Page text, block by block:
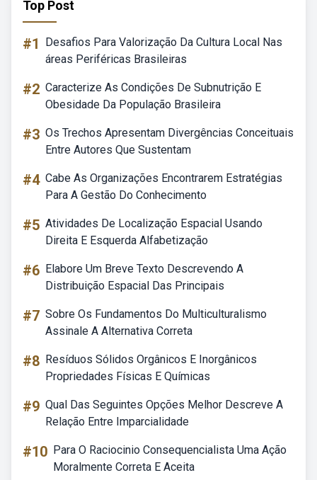
Top Post
#1
Desafios Para Valorização Da Cultura Local Nas
áreas Periféricas Brasileiras
#2 Caracterize As Condições De Subnutrição E
Obesidade Da População Brasileira
#3 Os Trechos Apresentam Divergências Conceituais
Entre Autores Que Sustentam
#4 Cabe As Organizações Encontrarem Estratégias
Para A Gestão Do Conhecimento
#5 Atividades De Localização Espacial Usando
Direita E Esquerda Alfabetização
#6 Elabore Um Breve Texto Descrevendo A
Distribuição Espacial Das Principais
#7 Sobre Os Fundamentos Do Multiculturalismo
Assinale A Alternativa Correta
#8 Resíduos Sólidos Orgânicos E Inorgânicos
Propriedades Físicas E Químicas
#9 Qual Das Seguintes Opções Melhor Descreve A
Relação Entre Imparcialidade
#10 Para O Raciocinio Consequencialista Uma Ação
Moralmente Correta E Aceita